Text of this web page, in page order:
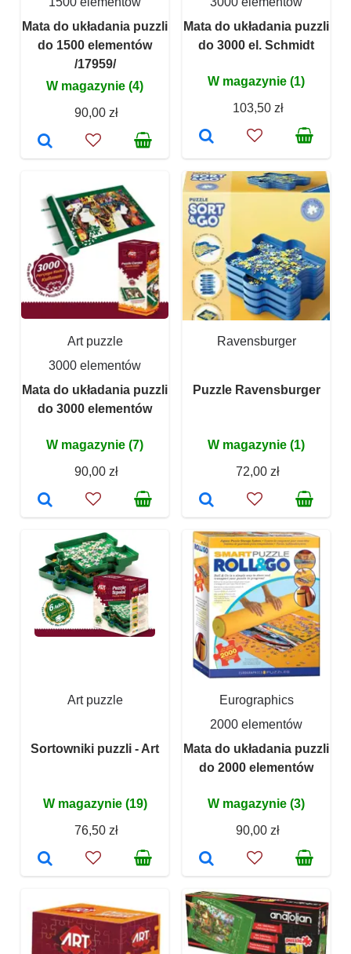
Mata do układania puzzli
do 1500 elementów
/17959/
W magazynie (4)
90,00 zł
Mata do układania puzzli
do 3000 el. Schmidt
W magazynie (1)
103,50 zł
Art puzzle
3000 elementów
Mata do układania puzzli
do 3000 elementów
W magazynie (7)
90,00 zł
Ravensburger
Puzzle Ravensburger
W magazynie (1)
72,00 zł
Art puzzle
Sortowniki puzzli - Art
W magazynie (19)
76,50 zł
Eurographics
2000 elementów
Mata do układania puzzli
do 2000 elementów
W magazynie (3)
90,00 zł